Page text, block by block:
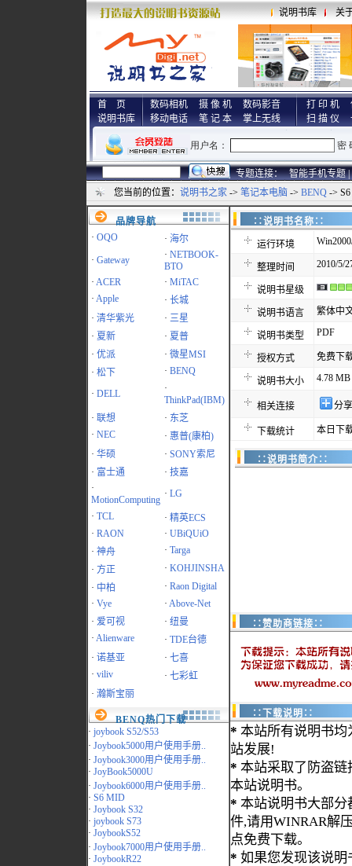
说明书库 关
首 页
说明书库
数码相机 摄 像 机
数码影音
移动电话
笔 记 本 掌上无线
打 印 机
扫 描 仪
专题连接： 智能手机专题 |
您当前的位置： 说明书之家 -> 笔记本电脑 -> BENQ ->
品牌导航
· OQO · 海尔
· Gateway · NETBOOK-
BTO
· ACER · MiTAC
· Apple · 长城
· 清华紫光 · 三星
· 夏新 · 夏普
· 优派 · 微星MSI
· 松下 · BENQ
· DELL
·
ThinkPad(IBM)
· 联想 · 东芝
· NEC · 惠普(康柏)
· 华硕 · SONY索尼
· 富士通 · 技嘉
·
MotionComputing
· LG
· TCL · 精英ECS
· RAON · UBiQUiO
· 神舟 · Targa
· 方正 · KOHJINSHA
· 中柏 · Raon Digital
· Vye · Above-Net
· 爱可视 · 纽曼
· Alienware · TDE台德
· 诺基亚 · 七喜
· viliv · 七彩虹
· 瀚斯宝丽
BENQ热门下载
· joybook S52/S53
· Joybook5000用户使用手册..
· Joybook3000用户使用手册..
· JoyBook5000U
· Joybook6000用户使用手册..
· S6 MID
· Joybook S32
· joybook S73
· JoybookS52
· Joybook7000用户使用手册..
· JoybookR22
∷说明书名
运行环境
整理时间 2010/5/
说明书星级
说明书语言 繁体中
说明书类型 PDF
授权方式 免费下
说明书大小 4.78 MB
相关连接 分
下载统计 本日下
∷说明书简介∷
∷赞助商链接∷
∷下载说明∷
* 本站所有说明书均
站发展!
* 本站采取了防盗链
本站说明书。
* 本站说明书大部分
件,请用WINRAR解
点免费下载。
* 如果您发现该说明